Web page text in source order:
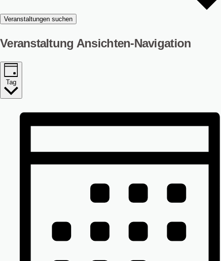
Veranstaltungen suchen
Veranstaltung Ansichten-Navigation
Tag